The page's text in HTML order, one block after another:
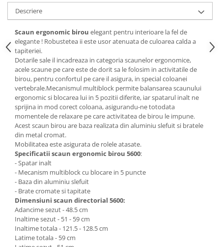
Mese gradinita
Set mese si scaune gradinita
Mobilier copii
Mobila camera copii
Scaune birou pentru copii
Saltele patuturi copii
Paturi copii
Masa si scaune gradinita
Seturi comode living si dormitor
Descriere
Scaun ergonomic birou elegant pentru interioare la fel de
elegante ! Robustetea ii este usor atenuata de culoarea calda a
tapiteriei.
Dotarile sale il incadreaza in categoria scaunelor ergonomice,
acele scaune pe care este de dorit sa le folosim in activitatile de
birou, pentru confortul pe care il asigura, in special coloanei
vertebrale.Mecanismul multiblock permite balansarea scaunului
ergonomic si blocarea lui in 5 pozitii diferite, iar spatarul inalt ne
sprijina in mod corect coloana, asigurandu-ne totodata
momentele de relaxare pe care activitatea de birou le impune.
Acest scaun birou are baza realizata din aluminiu slefuit si bratele
din metal cromat.
Mobilitatea este asigurata de rolele atasate.
Specificatii scaun ergonomic birou 5600:
- Spatar inalt
- Mecanism multiblock cu blocare in 5 puncte
- Baza din aluminiu slefuit
- Brate cromate si tapitate
Dimensiuni scaun directorial 5600:
Adancime sezut - 48.5 cm
Inaltime sezut - 51 - 59 cm
Inaltime totala - 121.5 - 128.5 cm
Latime totala - 59 cm